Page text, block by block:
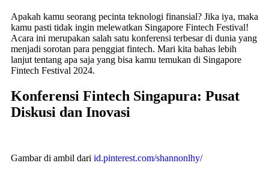
Apakah kamu seorang pecinta teknologi finansial? Jika iya, maka
kamu pasti tidak ingin melewatkan Singapore Fintech Festival!
Acara ini merupakan salah satu konferensi terbesar di dunia yang
menjadi sorotan para penggiat fintech. Mari kita bahas lebih
lanjut tentang apa saja yang bisa kamu temukan di Singapore
Fintech Festival 2024.
Konferensi Fintech Singapura: Pusat
Diskusi dan Inovasi
Gambar di ambil dari id.pinterest.com/shannonlhy/